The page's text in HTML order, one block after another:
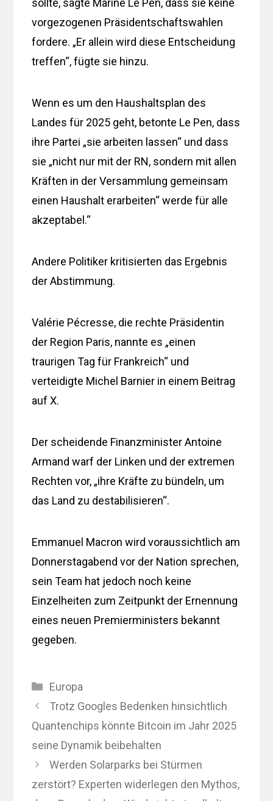
vorgezogenen Präsidentschaftswahlen
fordere. „Er allein wird diese Entscheidung
treffen“, fügte sie hinzu.
Wenn es um den Haushaltsplan des
Landes für 2025 geht, betonte Le Pen, dass
ihre Partei „sie arbeiten lassen“ und dass
sie „nicht nur mit der RN, sondern mit allen
Kräften in der Versammlung gemeinsam
einen Haushalt erarbeiten“ werde für alle
akzeptabel.“
Andere Politiker kritisierten das Ergebnis
der Abstimmung.
Valérie Pécresse, die rechte Präsidentin
der Region Paris, nannte es „einen
traurigen Tag für Frankreich“ und
verteidigte Michel Barnier in einem Beitrag
auf X.
Der scheidende Finanzminister Antoine
Armand warf der Linken und der extremen
Rechten vor, „ihre Kräfte zu bündeln, um
das Land zu destabilisieren“.
Emmanuel Macron wird voraussichtlich am
Donnerstagabend vor der Nation sprechen,
sein Team hat jedoch noch keine
Einzelheiten zum Zeitpunkt der Ernennung
eines neuen Premierministers bekannt
gegeben.
Kategorien
Europa
Trotz Googles Bedenken hinsichtlich
Quantenchips könnte Bitcoin im Jahr 2025
seine Dynamik beibehalten
Werden Solarparks bei Stürmen
zerstört? Experten widerlegen den Mythos,